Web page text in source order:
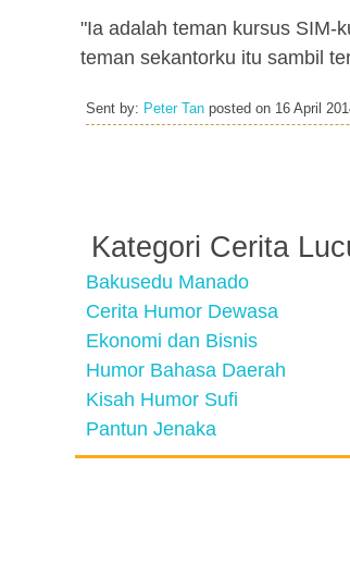
"Ia adalah teman kursus SIM-
teman sekantorku itu sambil
Sent by: Peter Tan posted on 16 April
Kategori Cerita
Bakusedu Manado
Cerita Humor Dewasa
Ekonomi dan Bisnis
Humor Bahasa Daerah
Kisah Humor Sufi
Pantun Jenaka